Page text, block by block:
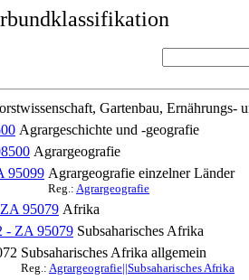
Gartenbau, Ernährungs-
Agrargeschichte und -geografie
Agrargeografie
95099 Agrargeografie einzelner Länder
Reg.: Agrargeografie
95079 Afrika
- ZA 95079 Subsaharisches Afrika
Subsaharisches Afrika allgemein
Reg.: Agrargeografie||Subsaharisches Afrika